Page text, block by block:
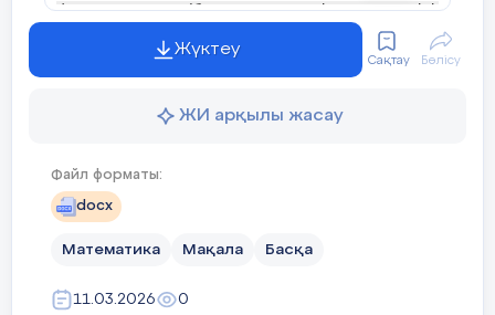
факторлардың (басқару моделі, оқыту тілі,
отбасының және т.б әлеуметтік мәртебесі)
мектеп оқушыларының функционалдық
сауаттылығын дамыту деңгейіне әсері ретінде
анықтауға негіз болады. РІSА шеңберіндегі
сауаттылықтың үш саласы бағаланады: оқудағы
сауаттылық, математикалық және
жаратылыстану-ғылыми сауаттылық Еліміздің
егемендік алуына байланысты жалпы білім беру
оны жетілдіру жолдары іздестірілуде. Болашақ
Жүктеу
Сақтау Бөлісу
ЖИ арқылы жасау
Файл форматы:
docx
Математика Мақала Басқа
11.03.2026 0